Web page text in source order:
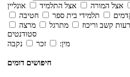
אצל המורה אצל התלמיד
אונליין
תלמידי בית ספר
חטיבה
קשב וריכוז מתרגל
מרצה
סטודנטים
מין:
זכר נקבה
חיפושים דומים